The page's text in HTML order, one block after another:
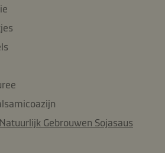
Gebrouwen Sojasaus